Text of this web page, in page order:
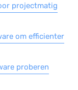
projectmatig
om efficienter
proberen